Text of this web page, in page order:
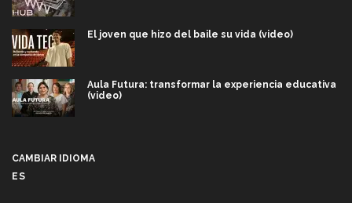
El joven que hizo del baile su vida (video)
Aula Futura: transformar la experiencia educativa
(video)
CAMBIAR IDIOMA
ES